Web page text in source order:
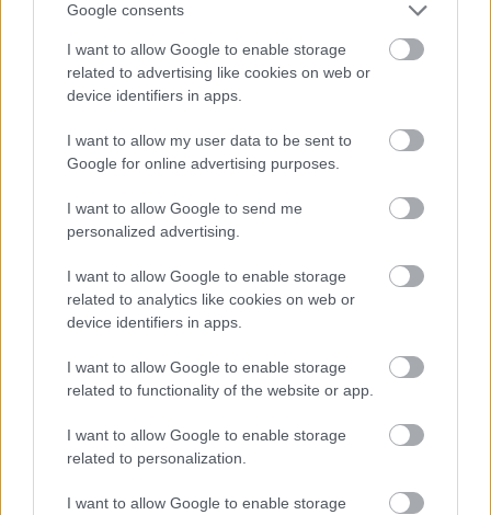
Google consents
I want to allow Google to enable storage
related to advertising like cookies on web or
device identifiers in apps.
I want to allow my user data to be sent to
Google for online advertising purposes.
I want to allow Google to send me
personalized advertising.
I want to allow Google to enable storage
related to analytics like cookies on web or
device identifiers in apps.
I want to allow Google to enable storage
related to functionality of the website or app.
I want to allow Google to enable storage
related to personalization.
I want to allow Google to enable storage
[SDCC 2022]: John Wick: Chapter 4 -
teaser trailer